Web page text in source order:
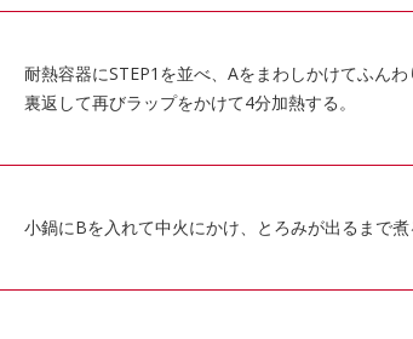
耐熱容器にSTEP1を並べ、Aをまわしかけてふん
裏返して再びラップをかけて4分加熱する。
小鍋にBを入れて中火にかけ、とろみが出るまで煮